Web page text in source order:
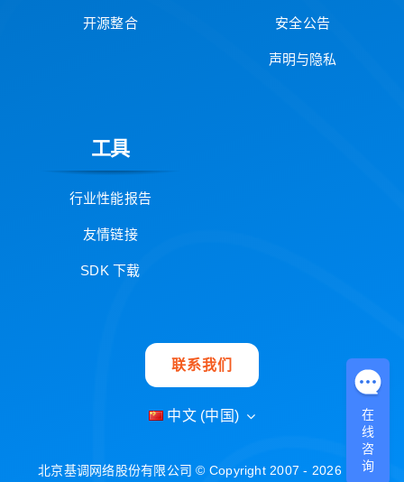
开源整合 安全公告
声明与隐私
工具
行业性能报告
友情链接
SDK 下载
联系我们
中文 (中国)
北京基调网络股份有限公司 © Copyright 2007 - 2026 | 京
在
线
咨
询